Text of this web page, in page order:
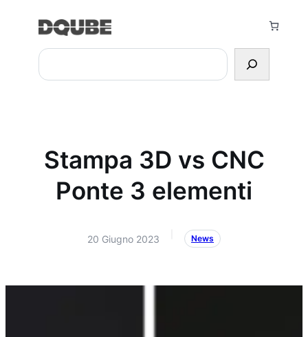
Search
Stampa 3D vs CNC
Ponte 3 elementi
20 Giugno 2023 News